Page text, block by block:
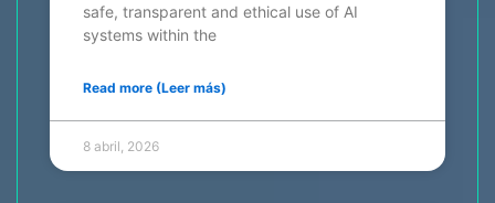
safe, transparent and ethical use of AI
systems within the
Read more (Leer más)
8 abril, 2026